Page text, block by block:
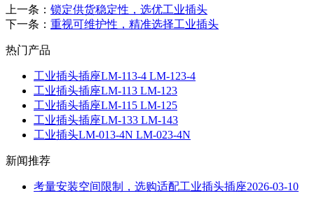
上一条： 锁定供货稳定性，选优工业插头
下一条： 重视可维护性，精准选择工业插头
热门产品
工业插头插座LM-113-4 LM-123-4
工业插头插座LM-113 LM-123
工业插头插座LM-115 LM-125
工业插头插座LM-133 LM-143
工业插头LM-013-4N LM-023-4N
新闻推荐
考量安装空间限制，选购适配工业插头插座2026-03-10